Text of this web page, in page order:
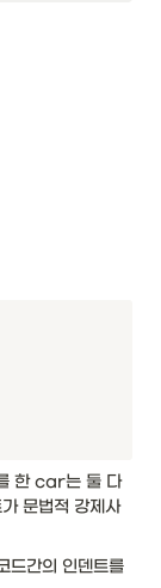
한 car는 둘 다
문법적 강제사
드간의 인덴트를